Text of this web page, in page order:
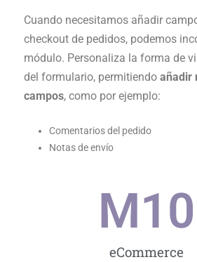
Cuando necesitamos añadir
checkout de pedidos, podemos
módulo. Personaliza la forma de
del formulario, permitiendo añadir
campos, como por ejemplo:
Comentarios del pedido
Notas de envío
eCommerce
M10